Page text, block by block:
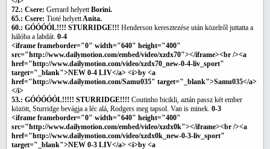
72.: Csere: Gerrard helyettBorini.
65.: Csere: Tioté helyettAnita.
60.: GÓÓÓÓL!!!! STURRIDGE!!! Henderson keresztezése után közelről juttatta a
hálóba a labdát. 0-4
<iframe frameborder="0" width="640" height="400"
src="http://www.dailymotion.com/embed/video/xzdx70"></iframe><br /><a
href="http://www.dailymotion.com/video/xzdx70_new-0-4-liv_sport"
target="_blank">NEW 0-4 LIV</a> <i>by <a
href="http://www.dailymotion.com/Samu035" target="_blank">Samu035</a>
</i>
53.: GÓÓÓÓÓL!!!!! STURRIDGE!!!! Coutinho bicikli, aztán passz két ember
között, Sturridge bevágja a léc alá, Rodgers meg tapsol. Van is minek. 0-3
<iframe frameborder="0" width="640" height="400"
src="http://www.dailymotion.com/embed/video/xzdx0k"></iframe><br /><a
href="http://www.dailymotion.com/video/xzdx0k_new-0-3-liv_sport"
target="_blank">NEW 0-3 LIV</a> <i>by <a